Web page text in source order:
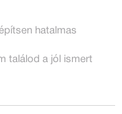
hatalmas
találod a jól ismert